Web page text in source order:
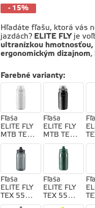
- 15%
Hľadáte fľašu, ktorá vás
jazdách? ELITE FLY je
ultranízkou hmotnosťou,
ergonomickým dizajnom,
Farebné varianty:
Fľaša
ELITE FLY
MTB TEX
550
transparen
Fľaša
ELITE FLY
MTB TEX
550 čierna
Fľaša
ELITE FLY
TEX 550
smoke
Fľaša
ELITE FLY
TEX 550
tmavo